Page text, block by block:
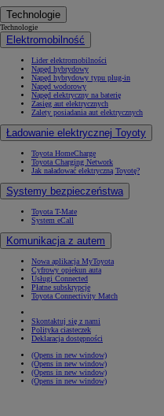
Technologie
Technologie
Elektromobilność
Lider elektromobilności
Napęd hybrydowy
Napęd hybrydowy typu plug-in
Napęd wodorowy
Napęd elektryczny na baterię
Zasięg aut elektrycznych
Zalety posiadania aut elektrycznych
Ładowanie elektrycznej Toyoty
Toyota HomeCharge
Toyota Charging Network
Jak naładować elektryczną Toyotę?
Systemy bezpieczeństwa
Toyota T-Mate
System eCall
Komunikacja z autem
Nowa aplikacja MyToyota
Cyfrowy opiekun auta
Usługi Connected
Płatne subskrypcje
Toyota Connectivity Match
Skontaktuj się z nami
Polityka ciasteczek
Deklaracja dostępności
(Opens in new window)
(Opens in new window)
(Opens in new window)
(Opens in new window)